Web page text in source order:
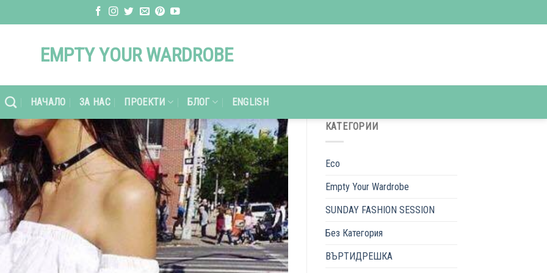
EMPTY YOUR WARDROBE
НАЧАЛО ЗА НАС ПРОЕКТИ БЛОГ ENGLISH
КАТЕГОРИИ
Eco
Empty Your Wardrobe
SUNDAY FASHION SESSION
Без Категория
ВЪРТИДРЕШКА